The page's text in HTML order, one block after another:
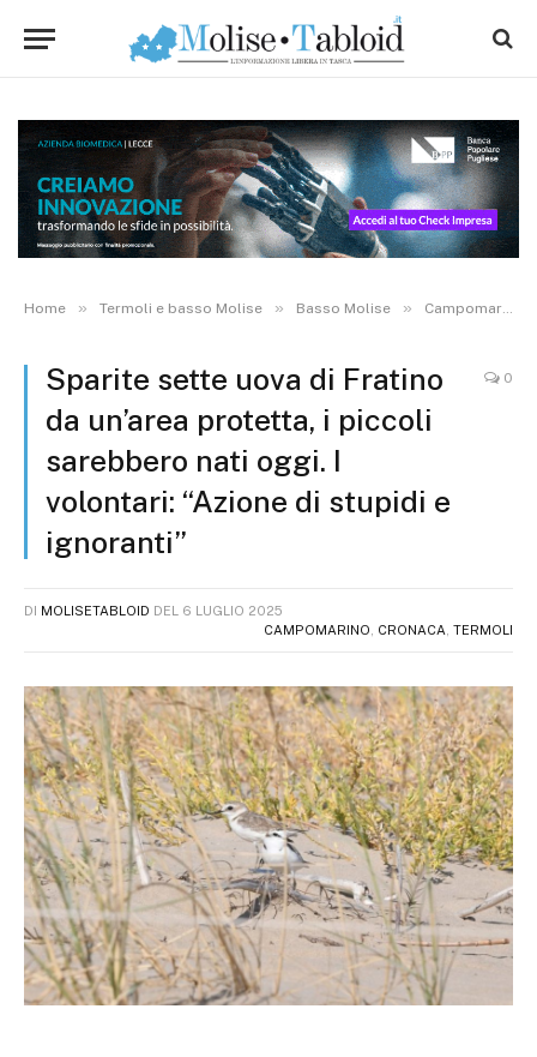
Home » Termoli e basso Molise » Basso Molise » Campomarino
Sparite sette uova di Fratino
da un’area protetta, i piccoli
sarebbero nati oggi. I
volontari: “Azione di stupidi e
ignoranti”
0
DI MOLISETABLOID DEL 6 LUGLIO 2025
CAMPOMARINO
CRONACA TERMOLI